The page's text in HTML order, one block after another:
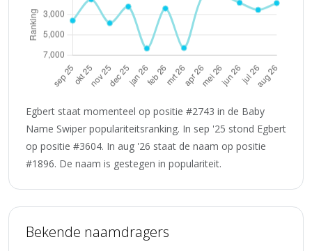
Egbert staat momenteel op positie #2743 in de Baby
Name Swiper populariteitsranking. In sep '25 stond Egbert
op positie #3604. In aug '26 staat de naam op positie
#1896. De naam is gestegen in populariteit.
Bekende naamdragers